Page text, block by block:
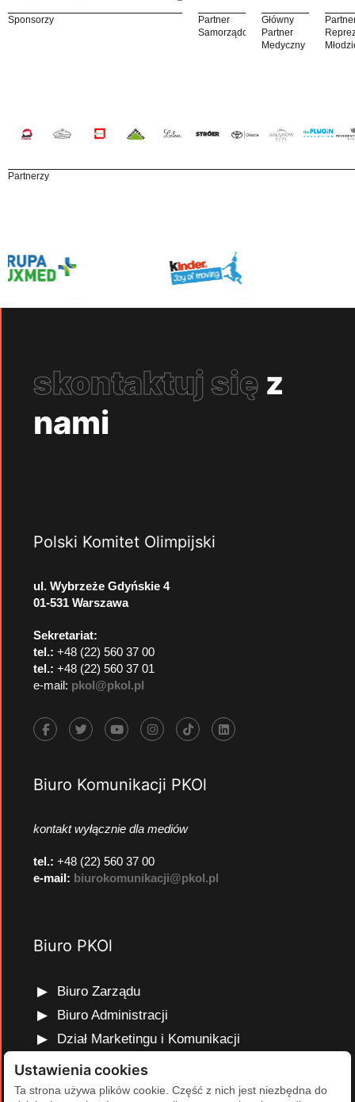
Sponsorzy
Partner
Samorządowy
Główny
Partner
Medyczny
Partnerzy
skontaktuj się z
nami
Polski Komitet Olimpijski
ul. Wybrzeże Gdyńskie 4
01-531 Warszawa
Sekretariat:
tel.: +48 (22) 560 37 00
tel.: +48 (22) 560 37 01
e-mail: pkol@pkol.pl
Biuro Komunikacji PKOl
kontakt wyłącznie dla mediów
tel.: +48 (22) 560 37 00
e-mail: biurokomunikacji@pkol.pl
Biuro PKOl
Biuro Zarządu
Biuro Administracji
Dział Marketingu i Komunikacji
Dział Edukacji Olimpijskiej
Dział Finansów i Kadr
Ustawienia cookies
Ta strona używa plików cookie. Część z nich jest niezbędna do